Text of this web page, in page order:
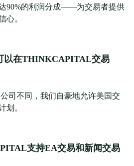
90%的利润分成——为交易者提供
心。
以在THINKCAPITAL交易
司不同，我们自豪地允许美国交
划。
支持EA交易和新闻交易